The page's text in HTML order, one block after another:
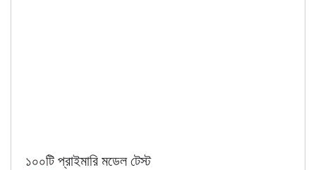
১০০টি প্রাইমারি মডেল টেস্ট